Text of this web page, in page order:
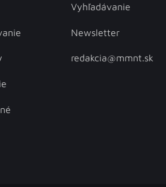
Vyhľadávanie
Newsletter
redakcia@mmnt.sk